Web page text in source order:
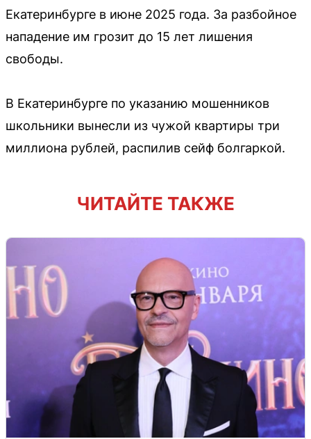
Екатеринбурге в июне 2025 года. За разбойное
нападение им грозит до 15 лет лишения
свободы.
В Екатеринбурге по указанию мошенников
школьники вынесли из чужой квартиры три
миллиона рублей, распилив сейф болгаркой.
ЧИТАЙТЕ ТАКЖЕ